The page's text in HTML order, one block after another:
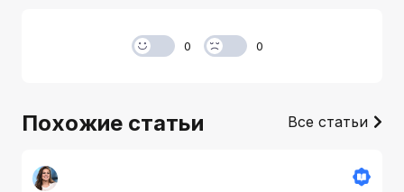
0 0
Похожие статьи Все статьи